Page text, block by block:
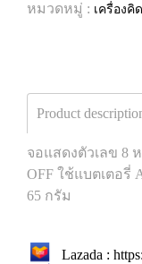
หมวดหมู่ : เครื่องคิ
Product
จอแสดงตัวเลข 8
OFF ใช้แบตเตอรี่
65 กรัม
Lazada :